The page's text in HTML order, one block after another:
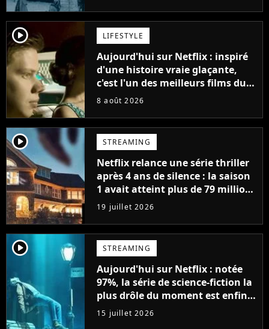
player2 LIFESTYLE
Aujourd'hui sur Netflix : inspiré
d'une histoire vraie glaçante,
c'est l'un des meilleurs films du
21ème siècle
8 août 2026
player2 STREAMING
Netflix relance une série thriller
après 4 ans de silence : la saison
1 avait atteint plus de 79 millions
de vues
19 juillet 2026
player2 STREAMING
Aujourd'hui sur Netflix : notée
97%, la série de science-fiction la
plus drôle du moment est enfin
de retour avec 8 nouveaux
épisodes
15 juillet 2026